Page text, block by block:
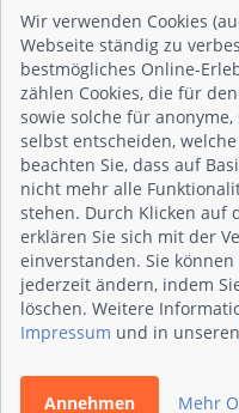
Blog
Häufig gestellte Fragen
Studie:
Initiative gegen Fake-
Kunden Informationen
Beratungsgespräch
Impressum
Datenschutz
AGB
Nutzungsbedingungen
Kontakt
Wir verwenden Cookies
Webseite ständig zu
bestmögliches Online-
zählen Cookies, die für
sowie solche für
selbst entscheiden,
beachten Sie, dass auf
nicht mehr alle
stehen. Durch Klicken auf
erklären Sie sich mit der
einverstanden. Sie
jederzeit ändern, indem
löschen. Weitere
Impressum und in unseren
Annehmen Mehr